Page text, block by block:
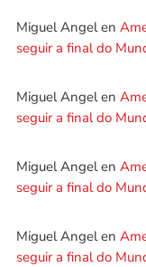
Miguel Angelen
seguir a final do
Miguel Angelen
seguir a final do
Miguel Angelen
seguir a final do
Miguel Angelen
seguir a final do